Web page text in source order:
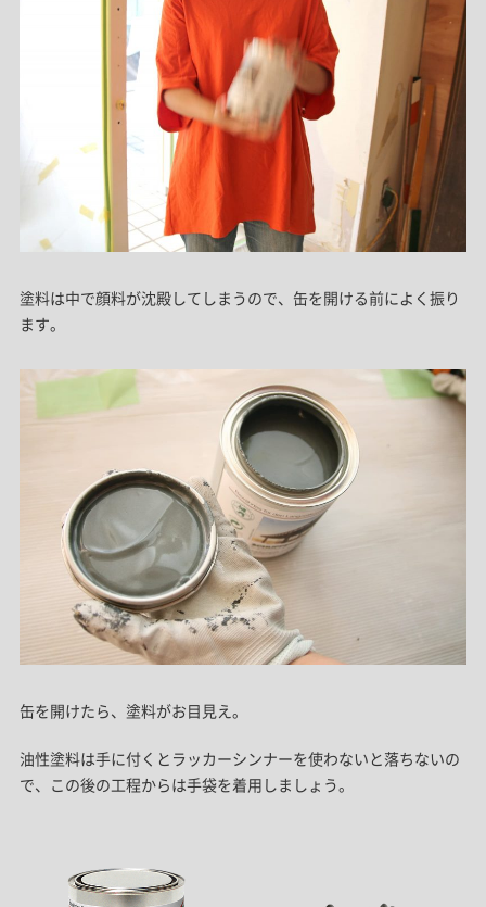
塗料は中で顔料が沈殿してしまうので、缶を開ける前によく振り
ます。
缶を開けたら、塗料がお目見え。
油性塗料は手に付くとラッカーシンナーを使わないと落ちないの
で、この後の工程からは手袋を着用しましょう。